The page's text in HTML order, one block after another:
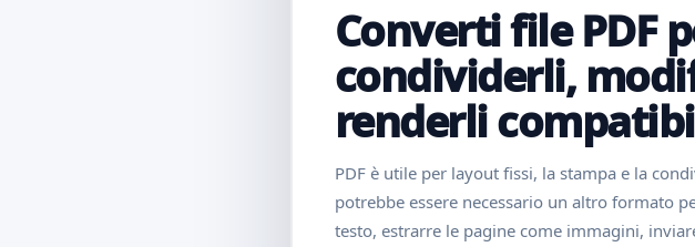
Converti file PDF
condividerli,
renderli
PDF è utile per layout fissi, la stampa e la
potrebbe essere necessario un altro formato
testo, estrarre le pagine come immagini,